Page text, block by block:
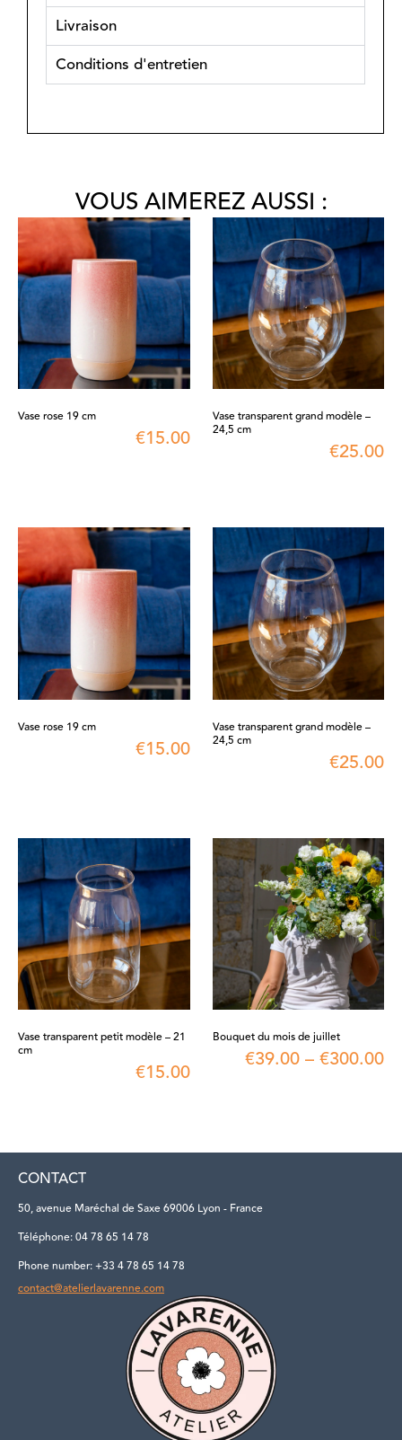
Livraison
Conditions d'entretien
VOUS AIMEREZ AUSSI :
Vase rose 19 cm
€15.00
Vase transparent grand modèle –
24,5 cm
€25.00
Vase rose 19 cm
€15.00
Vase transparent grand modèle –
24,5 cm
€25.00
Vase transparent petit modèle – 21
cm
€15.00
Bouquet du mois de juillet
€39.00–€300.00
CONTACT
50, avenue Maréchal de Saxe 69006 Lyon - France
Téléphone: 04 78 65 14 78
Phone number: +33 4 78 65 14 78
contact@atelierlavarenne.com